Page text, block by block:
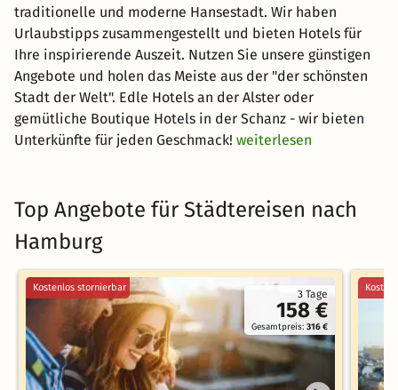
traditionelle und moderne Hansestadt. Wir haben
Urlaubstipps zusammengestellt und bieten Hotels für
Ihre inspirierende Auszeit. Nutzen Sie unsere günstigen
Angebote und holen das Meiste aus der "der schönsten
Stadt der Welt". Edle Hotels an der Alster oder
gemütliche Boutique Hotels in der Schanz - wir bieten
Unterkünfte für jeden Geschmack! weiterlesen
Top Angebote für Städtereisen nach
Hamburg
3 Tage
158 €
Gesamtpreis:316 €
Kostenlos stornierbar